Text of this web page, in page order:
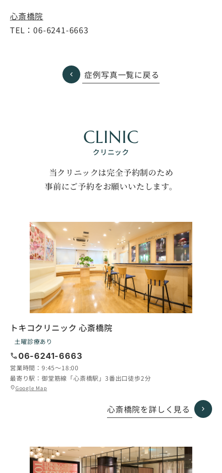
心斎橋院
TEL：06-6241-6663
症例写真一覧に戻る
CLINIC
クリニック
当クリニックは完全予約制のため
事前にご予約をお願いいたします。
トキコクリニック 心斎橋院
土曜診療あり
call06-6241-6663
営業時間： 9:45〜18:00
最寄り駅： 御堂筋線「心斎橋駅」3番出口徒歩2分
location_onGoogle Map
グ
心斎橋院を詳しく見る